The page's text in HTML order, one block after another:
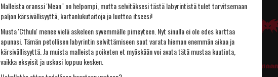
Malleista oranssi 'Mean" on helpompi, mutta selvitäksesi tästä labyrintistä tulet tarvitsemaan
paljon kärsivällisyyttä, kartanlukutaitoja ja luottoa itseesi!
Musta 'Cthulu' menee vielä askeleen syvemmälle pimeyteen. Nyt sinulla ei ole edes karttaa
apunasi. Tämän petollisen labyrintin selvittämiseen saat varata hieman enemmän aikaa ja
kärsivällisyyttä. Ja muista malleista poiketen et myöskään voi avata tätä mustaa kuutiota,
vaikka eksyisit ja uskosi loppuu kesken.